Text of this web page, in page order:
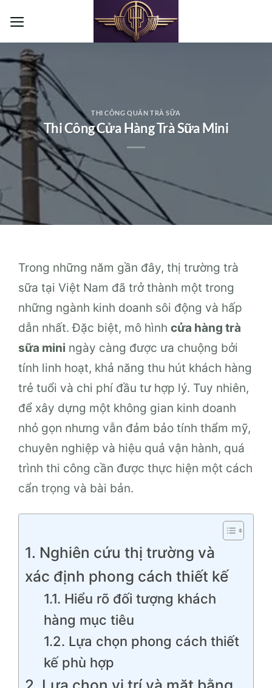
qua
dung
THI CÔNG QUÁN TRÀ SỮA
Thi Công Cửa Hàng Trà Sữa Mini
Trong những năm gần đây, thị trường trà
sữa tại Việt Nam đã trở thành một trong
những ngành kinh doanh sôi động và hấp
dẫn nhất. Đặc biệt, mô hình cửa hàng trà
sữa mini ngày càng được ưa chuộng bởi
tính linh hoạt, khả năng thu hút khách hàng
trẻ tuổi và chi phí đầu tư hợp lý. Tuy nhiên,
để xây dựng một không gian kinh doanh
nhỏ gọn nhưng vẫn đảm bảo tính thẩm mỹ,
chuyên nghiệp và hiệu quả vận hành, quá
trình thi công cần được thực hiện một cách
cẩn trọng và bài bản.
1. Nghiên cứu thị trường và
xác định phong cách thiết kế
1.1. Hiểu rõ đối tượng khách
hàng mục tiêu
1.2. Lựa chọn phong cách thiết
kế phù hợp